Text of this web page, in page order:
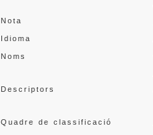
Nota
Idioma
Noms
Descriptors
Quadre de classificació